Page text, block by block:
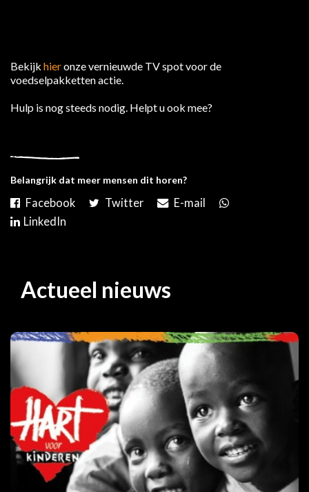
Bekijk hieronze vernieuwde TV spot voor de
voedselpakketten actie.
Hulp is nog steeds nodig. Helpt u ook mee?
Belangrijk dat meer mensen dit horen?
Actueel nieuws